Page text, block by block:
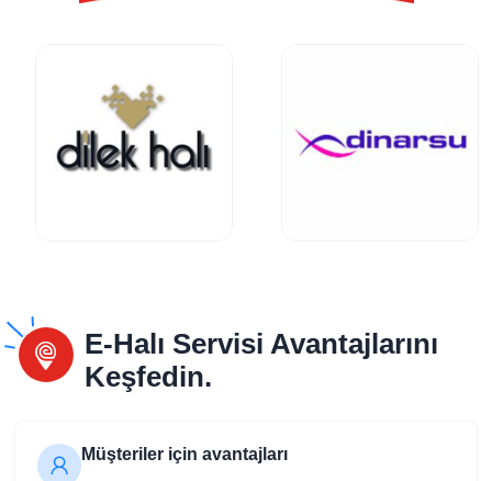
E-Halı Servisi Avantajlarını
Keşfedin.
Müşteriler için avantajları